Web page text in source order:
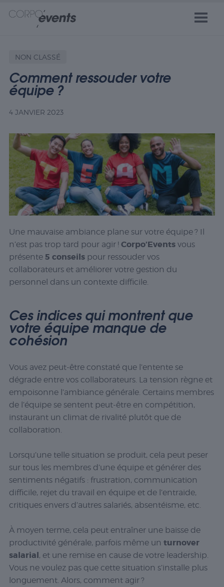
NON CLASSÉ
Comment ressouder votre
équipe ?
4 JANVIER 2023
Une mauvaise ambiance plane sur votre équipe ? Il
n’est pas trop tard pour agir ! Corpo’Events vous
présente 5 conseils pour ressouder vos
collaborateurs et améliorer votre gestion du
personnel dans un contexte difficile.
Ces indices qui montrent que
votre équipe manque de
cohésion
Vous avez peut-être constaté que l’entente se
dégrade entre vos collaborateurs. La tension règne et
empoisonne l’ambiance générale. Certains membres
de l’équipe se sentent peut-être en compétition,
instaurant un climat de rivalité plutôt que de
collaboration.
Lorsqu’une telle situation se produit, cela peut peser
sur tous les membres d’une équipe et générer des
sentiments négatifs : frustration, communication
difficile, rejet du travail en équipe et de l’entraide,
critiques envers d’autres salariés, absentéisme, etc.
À moyen terme, cela peut entraîner une baisse de
productivité générale, parfois même un turnover
salarial, et une remise en cause de votre leadership.
Vous ne voulez pas que cette situation s’installe plus
longuement. Alors, comment agir ?